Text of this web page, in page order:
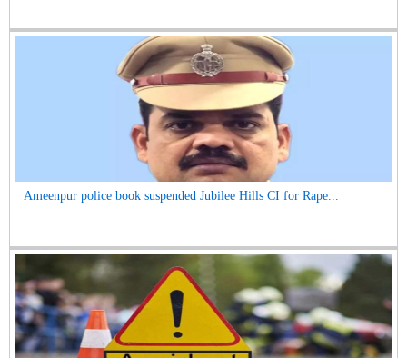
Ameenpur police book suspended Jubilee Hills CI for Rape...